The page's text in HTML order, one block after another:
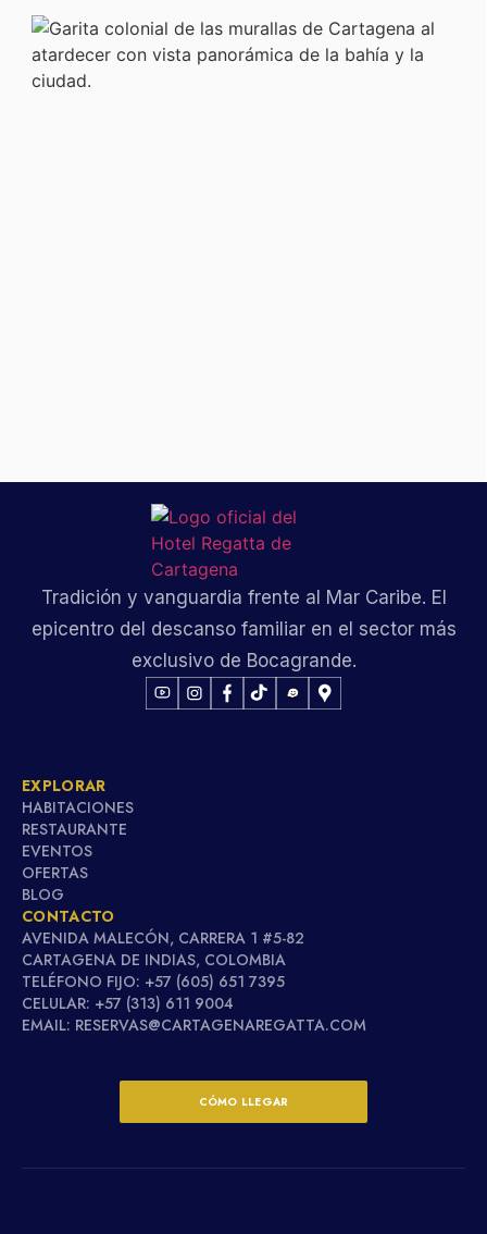
Tradición y vanguardia frente al Mar Caribe. El
epicentro del descanso familiar en el sector más
exclusivo de Bocagrande.
EXPLORAR
HABITACIONES
RESTAURANTE
EVENTOS
OFERTAS
BLOG
CONTACTO
AVENIDA MALECÓN, CARRERA 1 #5-82
CARTAGENA DE INDIAS, COLOMBIA
TELÉFONO FIJO: +57 (605) 651 7395
CELULAR: +57 (313) 611 9004
EMAIL: RESERVAS@CARTAGENAREGATTA.COM
CÓMO LLEGAR